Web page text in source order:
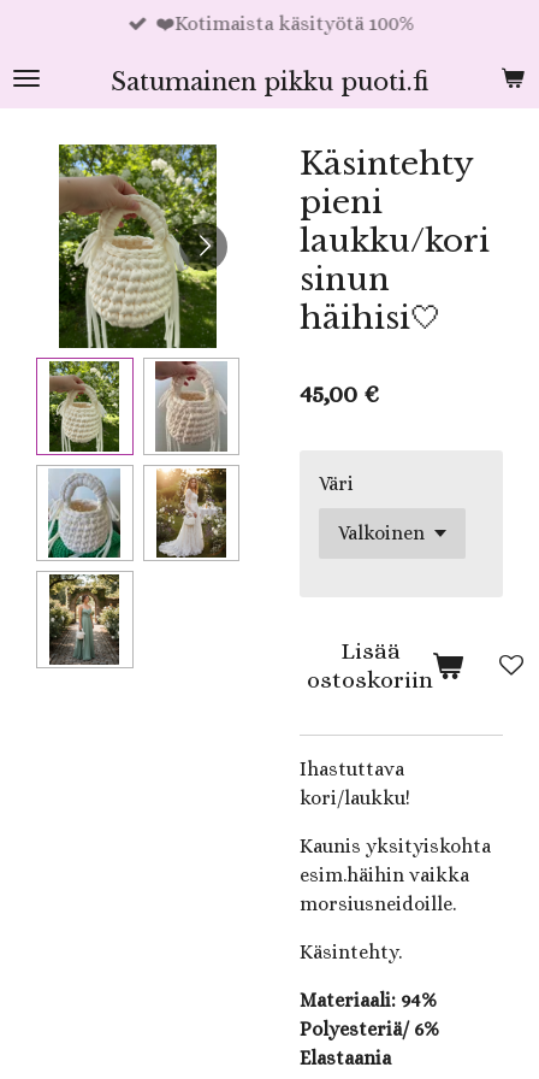
Satumainen pikku puoti.fi
❤️Kotimaista käsityötä 100%
Käsintehty
pieni
laukku/kori
sinun
häihisi🤍
45,00 €
Väri
Lisää
ostoskoriin
Ihastuttava
kori/laukku!
Kaunis yksityiskohta
esim.häihin vaikka
morsiusneidoille.
Käsintehty.
Materiaali: 94%
Polyesteriä/ 6%
Elastaania